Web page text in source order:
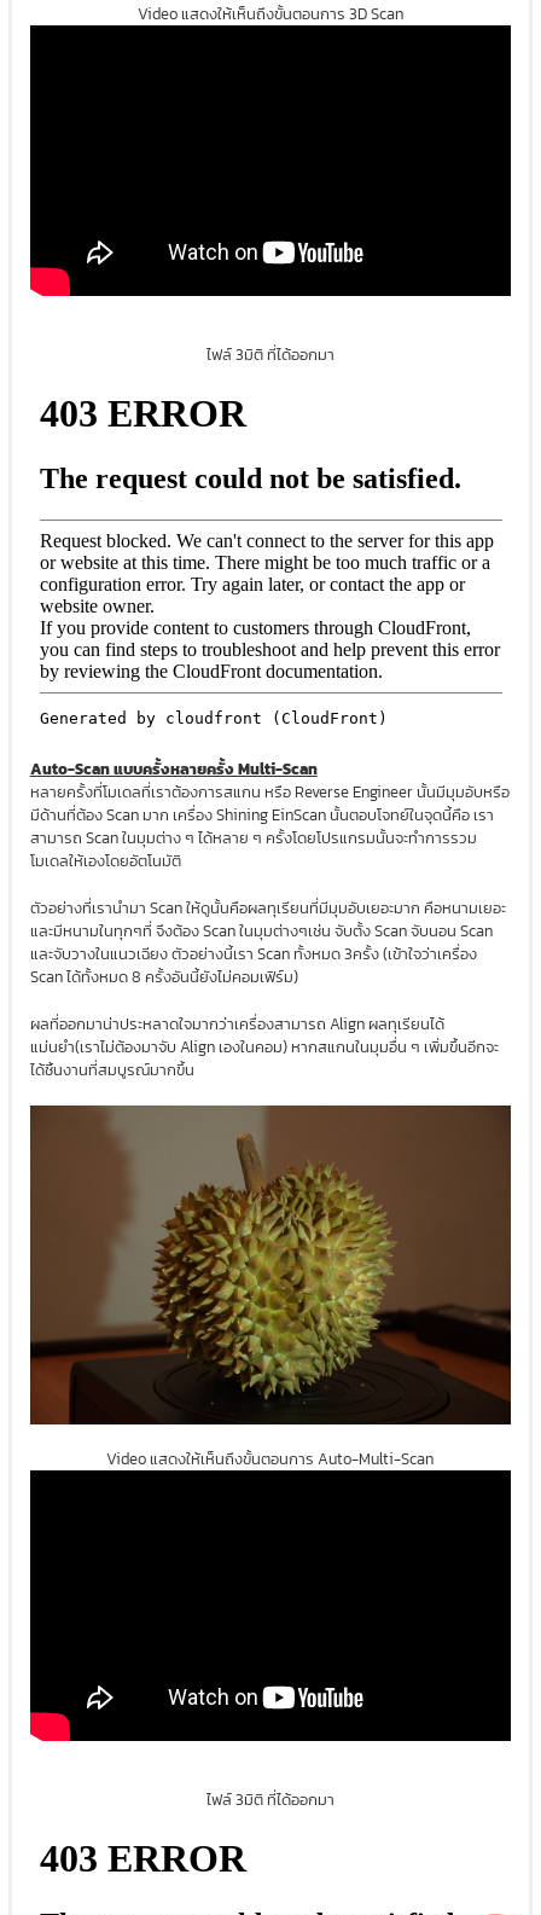
Video แสดงให้เห็นถึงขั้นตอนการ 3D Scan
ไฟล์ 3มิติ ที่ได้ออกมา
Auto-Scan แบบครั้งหลายครั้ง Multi-Scan
หลายครั้งที่โมเดลที่เราต้องการสแกน หรือ Reverse Engineer นั้นมีมุมอับหรือ
มีด้านที่ต้อง Scan มาก เครื่อง Shining EinScan นั้นตอบโจทย์ในจุดนี้คือ เรา
สามารถ Scan ในมุมต่าง ๆ ได้หลาย ๆ ครั้งโดยโปรแกรมนั้นจะทำการรวม
โมเดลให้เองโดยอัตโนมัติ
ตัวอย่างที่เรานำมา Scan ให้ดูนั้นคือผลทุเรียนที่มีมุมอับเยอะมาก คือหนามเยอะ
และมีหนามในทุกๆที่ จึงต้อง Scan ในมุมต่างๆเช่น จับตั้ง Scan จับนอน Scan
และจับวางในแนวเฉียง ตัวอย่างนี้เรา Scan ทั้งหมด 3ครั้ง (เข้าใจว่าเครื่อง
Scan ได้ทั้งหมด 8 ครั้งอันนี้ยังไม่คอมเฟิร์ม)
ผลที่ออกมาน่าประหลาดใจมากว่าเครื่องสามารถ Align ผลทุเรียนได้
แม่นยำ(เราไม่ต้องมาจับ Align เองในคอม) หากสแกนในมุมอื่น ๆ เพิ่มขึ้นอีกจะ
ได้ชิ้นงานที่สมบูรณ์มากขึ้น
Video แสดงให้เห็นถึงขั้นตอนการ Auto-Multi-Scan
ไฟล์ 3มิติ ที่ได้ออกมา